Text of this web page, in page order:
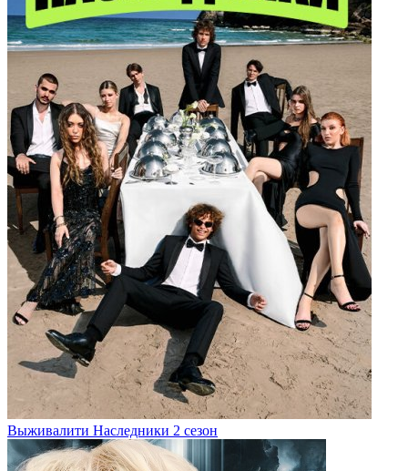
Выживалити Наследники 2 сезон